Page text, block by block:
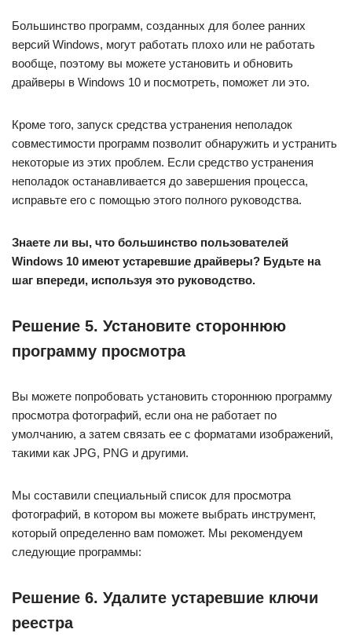
Большинство программ, созданных для более ранних
версий Windows, могут работать плохо или не работать
вообще, поэтому вы можете установить и обновить
драйверы в Windows 10 и посмотреть, поможет ли это.
Кроме того, запуск средства устранения неполадок
совместимости программ позволит обнаружить и устранить
некоторые из этих проблем. Если средство устранения
неполадок останавливается до завершения процесса,
исправьте его с помощью этого полного руководства.
Знаете ли вы, что большинство пользователей
Windows 10 имеют устаревшие драйверы? Будьте на
шаг впереди, используя это руководство.
Решение 5. Установите стороннюю
программу просмотра
Вы можете попробовать установить стороннюю программу
просмотра фотографий, если она не работает по
умолчанию, а затем связать ее с форматами изображений,
такими как JPG, PNG и другими.
Мы составили специальный список для просмотра
фотографий, в котором вы можете выбрать инструмент,
который определенно вам поможет. Мы рекомендуем
следующие программы:
Решение 6. Удалите устаревшие ключи
реестра